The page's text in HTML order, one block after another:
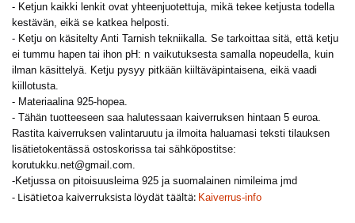
- Ketjun kaikki lenkit ovat yhteenjuotettuja, mikä tekee ketjusta todella
kestävän, eikä se katkea helposti.
- Ketju on käsitelty Anti Tarnish tekniikalla. Se tarkoittaa sitä, että ketju
ei tummu hapen tai ihon pH: n vaikutuksesta samalla nopeudella, kuin
ilman käsittelyä. Ketju pysyy pitkään kiiltäväpintaisena, eikä vaadi
kiillotusta.
- Materiaalina 925-hopea.
- Tähän tuotteeseen saa halutessaan kaiverruksen hintaan 5 euroa.
Rastita kaiverruksen valintaruutu ja ilmoita haluamasi teksti tilauksen
lisätietokentässä ostoskorissa tai sähköpostitse:
korutukku.net@gmail.com.
-Ketjussa on pitoisuusleima 925 ja suomalainen nimileima jmd
- Lisätietoa kaiverruksista löydät täältä: Kaiverrus-info